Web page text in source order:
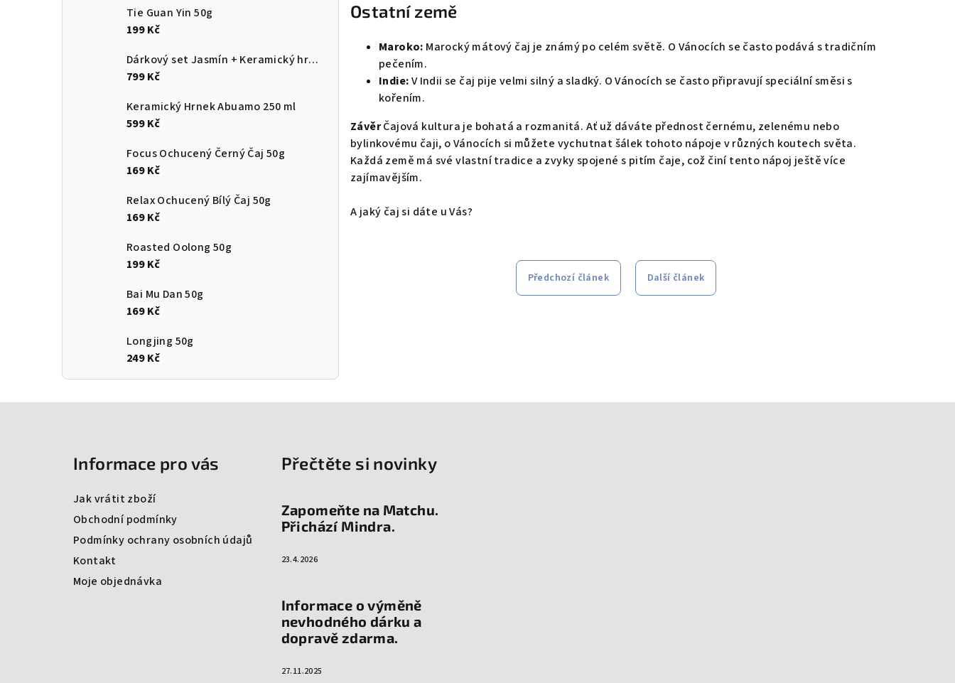
Tie Guan Yin 50g
199 Kč
Dárkový set Jasmín + Keramický hrnek Abuamo
799 Kč
Keramický Hrnek Abuamo 250 ml
599 Kč
Focus Ochucený Černý Čaj 50g
169 Kč
Relax Ochucený Bílý Čaj 50g
169 Kč
Roasted Oolong 50g
199 Kč
Bai Mu Dan 50g
169 Kč
Longjing 50g
249 Kč
Ostatní země
Maroko: Marocký mátový čaj je známý po celém světě. O Vánocích se často podává s tradičním
pečením.
Indie:V Indii se čaj pije velmi silný a sladký. O Vánocích se často připravují speciální směsi s
kořením.
ZávěrČajová kultura je bohatá a rozmanitá. Ať už dáváte přednost černému, zelenému nebo
bylinkovému čaji, o Vánocích si můžete vychutnat šálek tohoto nápoje v různých koutech světa.
Každá země má své vlastní tradice a zvyky spojené s pitím čaje, což činí tento nápoj ještě více
zajímavějším.
A jaký čaj si dáte u Vás?
Předchozí článek Další článek
Informace pro vás
Jak vrátit zboží
Obchodní podmínky
Podmínky ochrany osobních údajů
Kontakt
Moje objednávka
Přečtěte si novinky
Zapomeňte na Matchu.
Přichází Mindra.
23.4.2026
Informace o výměně
nevhodného dárku a
dopravě zdarma.
27.11.2025